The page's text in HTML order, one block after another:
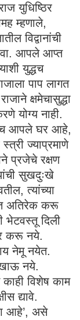
युधिष्ठिर
म्हणाले,
विद्वानांची
आपले आप्त
युद्धच
पाप लागत
क्षमेचासुद्धा
योग्य नाही.
हेच आपले घर आहे,
ज्याप्रमाणे
प्रजेचे रक्षण
सुखदुःखे
त्यांच्या
अतिरेक करू
भेटवस्तू दिली
करू नये.
नेमू नयेत.
खाऊ नये.
विशेष काम
द्यावे.
आहे’, असे